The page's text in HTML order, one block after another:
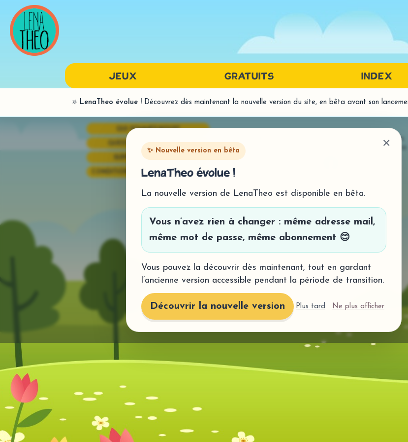
JEUX GRATUITS INDEX
PAR SONS
SYNTAXE
- Traitement phonémique
MÉMOIRE
QUI SOMMES-NOUS?
QUESTIONS FRÉQUENTES
SUPPORT TECHNIQUE
CONDITIONS GÉNÉRALES DE VENTE
- Tous droits réservés
Politique de confidentialité
⭐ LenaTheo évolue !Découvrez dès maintenant la nouvelle version du site, en bêta avant son
×
✨ Nouvelle version en bêta
LenaTheo évolue !
La nouvelle version de LenaTheo est disponible en bêta.
Vous n’avez rien à changer : même adresse mail,
même mot de passe, même abonnement 😊
Vous pouvez la découvrir dès maintenant, tout en gardant
l’ancienne version accessible pendant la période de transition.
Découvrir la nouvelle version Plus tard Ne plus afficher